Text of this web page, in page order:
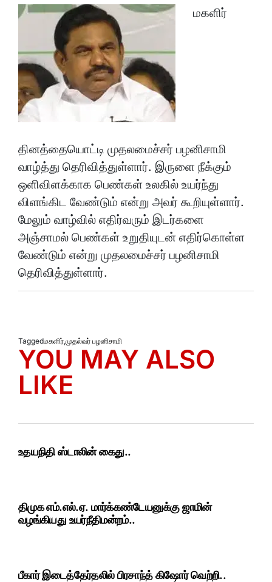
மகளிர்
தினத்தையொட்டி முதலமைச்சர் பழனிசாமி
வாழ்த்து தெரிவித்துள்ளார். இருளை நீக்கும்
ஒளிவிளக்காக பெண்கள் உலகில் உயர்ந்து
விளங்கிட வேண்டும் என்று அவர் கூறியுள்ளார்.
மேலும் வாழ்வில் எதிர்வரும் இடர்களை
அஞ்சாமல் பெண்கள் உறுதியுடன் எதிர்கொள்ள
வேண்டும் என்று முதலமைச்சர் பழனிசாமி
தெரிவித்துள்ளார்.
Taggedமகளிர் முதல்வர் பழனிசாமி
YOU MAY ALSO
LIKE
உதயநிதி ஸ்டாலின் கைது..
திமுக எம்.எல்.ஏ. மார்க்கண்டேயனுக்கு ஜாமின்
வழங்கியது உயர்நீதிமன்றம்..
பீகார் இடைத்தேர்தலில் பிரசாந்த் கிஷோர் வெற்றி..